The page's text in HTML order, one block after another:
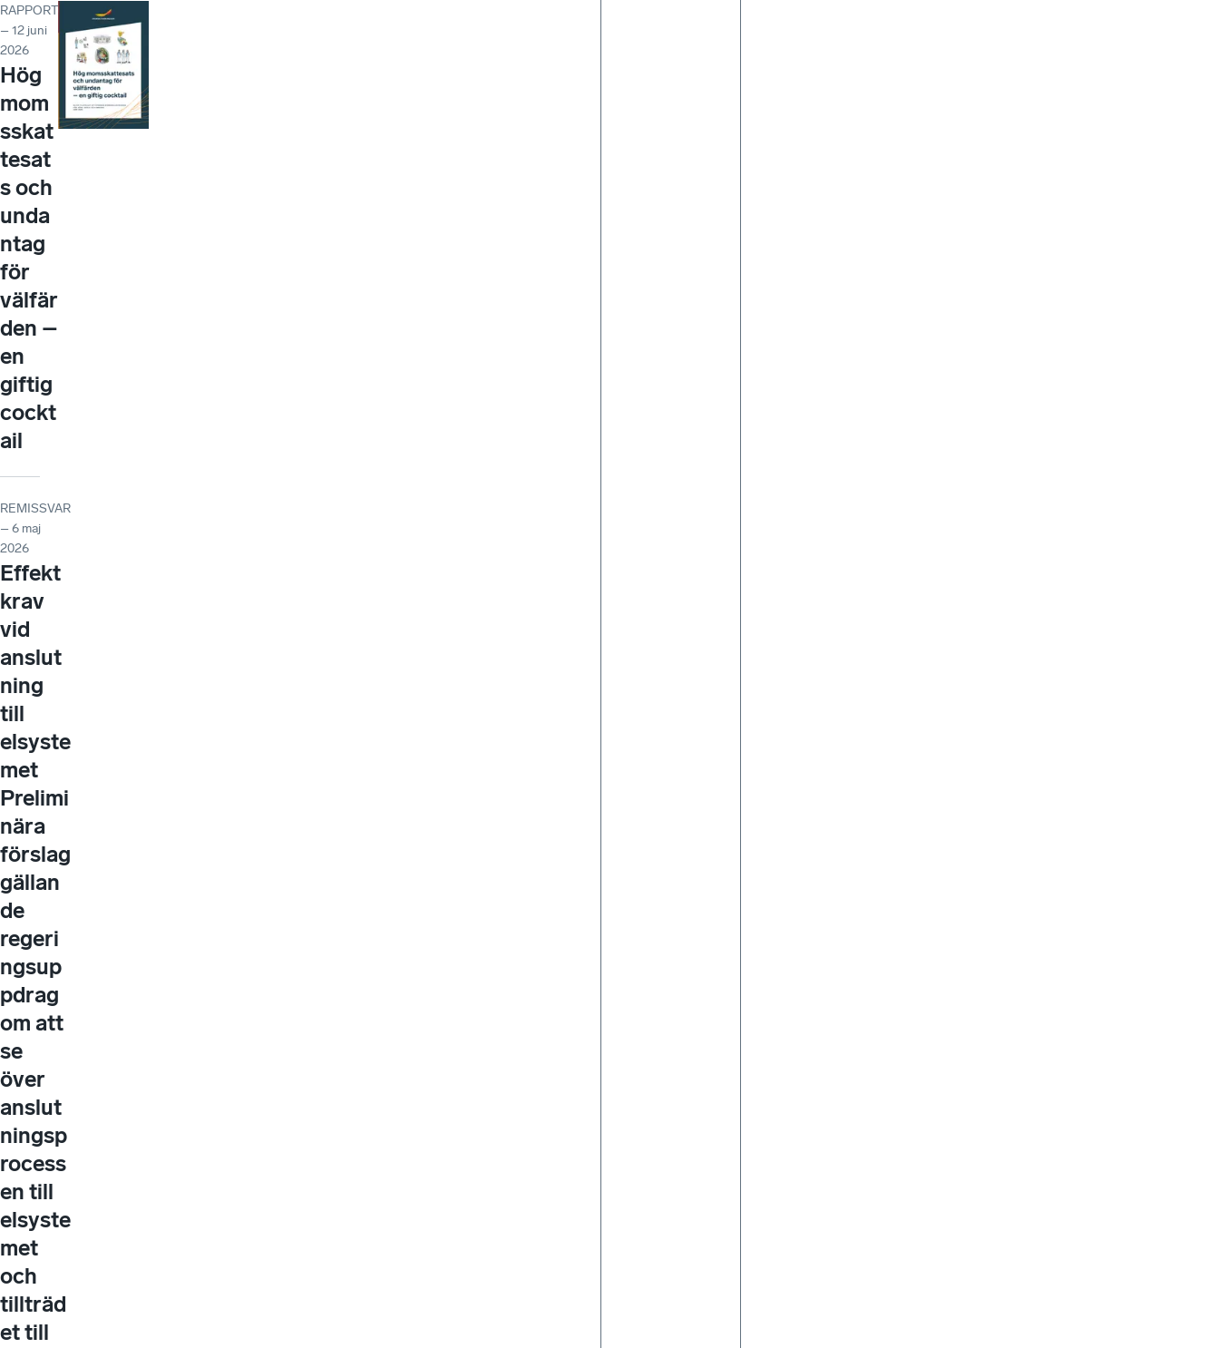
RAPPORT
– 12 juni
2026
Hög
mom
sskat
tesat
s och
unda
ntag
för
välfär
den –
en
giftig
cockt
ail
REMISSVAR
– 6 maj
2026
Effekt
krav
vid
anslut
ning
till
elsyste
met
Prelimi
nära
förslag
gällan
de
regeri
ngsup
pdrag
om att
se
över
anslut
ningsp
rocess
en till
elsyste
met
och
tillträd
et till